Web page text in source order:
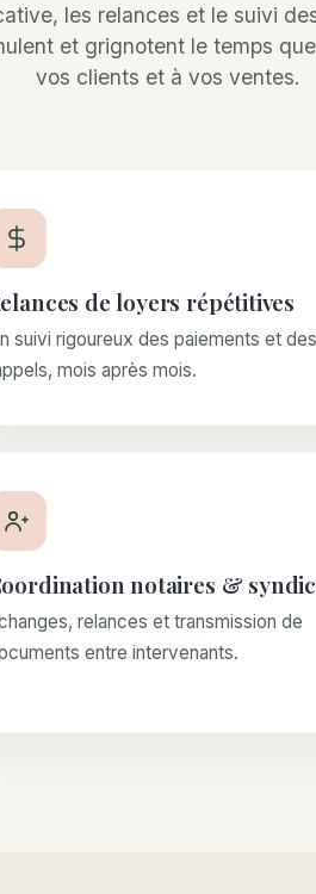
les relances et le suivi
et grignotent le temps
vos clients et à vos ventes.
de loyers répétitives
suivi rigoureux des paiements et des
mois après mois.
notaires &
relances et transmission de
entre intervenants.